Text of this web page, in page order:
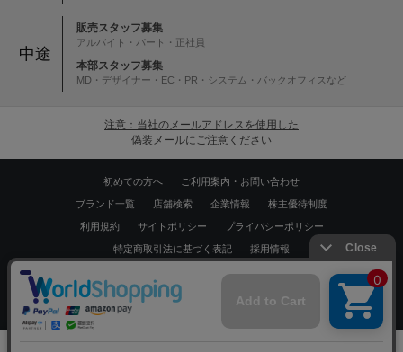
中途
販売スタッフ募集
アルバイト・パート・正社員
本部スタッフ募集
MD・デザイナー・EC・PR・システム・バックオフィスなど
注意：当社のメールアドレスを使用した
偽装メールにご注意ください
初めての方へ ご利用案内・お問い合わせ
ブランド一覧 店舗検索 企業情報 株主優待制度
利用規約 サイトポリシー プライバシーポリシー
特定商取引法に基づく表記 採用情報
Copyrights © WORLD CO.,LTD. All rights reserved.
スマートフォン ｜PC